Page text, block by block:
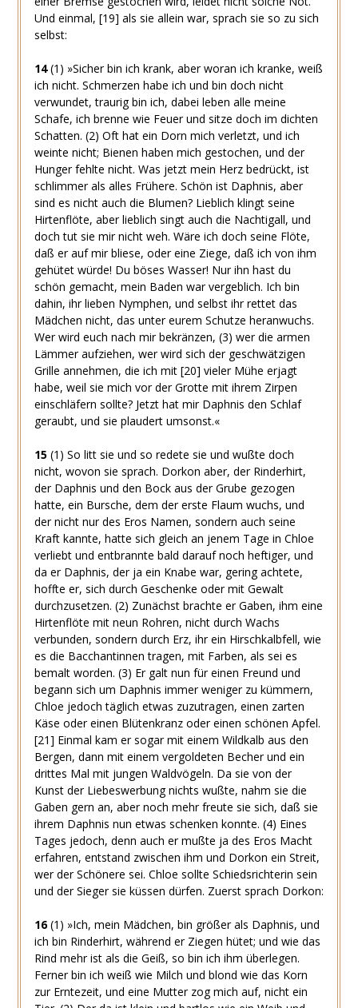
Und einmal, [19] als sie allein war, sprach sie so zu sich
selbst:
14 (1) »Sicher bin ich krank, aber woran ich kranke, weiß
ich nicht. Schmerzen habe ich und bin doch nicht
verwundet, traurig bin ich, dabei leben alle meine
Schafe, ich brenne wie Feuer und sitze doch im dichten
Schatten. (2) Oft hat ein Dorn mich verletzt, und ich
weinte nicht; Bienen haben mich gestochen, und der
Hunger fehlte nicht. Was jetzt mein Herz bedrückt, ist
schlimmer als alles Frühere. Schön ist Daphnis, aber
sind es nicht auch die Blumen? Lieblich klingt seine
Hirtenflöte, aber lieblich singt auch die Nachtigall, und
doch tut sie mir nicht weh. Wäre ich doch seine Flöte,
daß er auf mir bliese, oder eine Ziege, daß ich von ihm
gehütet würde! Du böses Wasser! Nur ihn hast du
schön gemacht, mein Baden war vergeblich. Ich bin
dahin, ihr lieben Nymphen, und selbst ihr rettet das
Mädchen nicht, das unter eurem Schutze heranwuchs.
Wer wird euch nach mir bekränzen, (3) wer die armen
Lämmer aufziehen, wer wird sich der geschwätzigen
Grille annehmen, die ich mit [20] vieler Mühe erjagt
habe, weil sie mich vor der Grotte mit ihrem Zirpen
einschläfern sollte? Jetzt hat mir Daphnis den Schlaf
geraubt, und sie plaudert umsonst.«
15 (1) So litt sie und so redete sie und wußte doch
nicht, wovon sie sprach. Dorkon aber, der Rinderhirt,
der Daphnis und den Bock aus der Grube gezogen
hatte, ein Bursche, dem der erste Flaum wuchs, und
der nicht nur des Eros Namen, sondern auch seine
Kraft kannte, hatte sich gleich an jenem Tage in Chloe
verliebt und entbrannte bald darauf noch heftiger, und
da er Daphnis, der ja ein Knabe war, gering achtete,
hoffte er, sich durch Geschenke oder mit Gewalt
durchzusetzen. (2) Zunächst brachte er Gaben, ihm eine
Hirtenflöte mit neun Rohren, nicht durch Wachs
verbunden, sondern durch Erz, ihr ein Hirschkalbfell, wie
es die Bacchantinnen tragen, mit Farben, als sei es
bemalt worden. (3) Er galt nun für einen Freund und
begann sich um Daphnis immer weniger zu kümmern,
Chloe jedoch täglich etwas zuzutragen, einen zarten
Käse oder einen Blütenkranz oder einen schönen Apfel.
[21] Einmal kam er sogar mit einem Wildkalb aus den
Bergen, dann mit einem vergoldeten Becher und ein
drittes Mal mit jungen Waldvögeln. Da sie von der
Kunst der Liebeswerbung nichts wußte, nahm sie die
Gaben gern an, aber noch mehr freute sie sich, daß sie
ihrem Daphnis nun etwas schenken konnte. (4) Eines
Tages jedoch, denn auch er mußte ja des Eros Macht
erfahren, entstand zwischen ihm und Dorkon ein Streit,
wer der Schönere sei. Chloe sollte Schiedsrichterin sein
und der Sieger sie küssen dürfen. Zuerst sprach Dorkon:
16 (1) »Ich, mein Mädchen, bin größer als Daphnis, und
ich bin Rinderhirt, während er Ziegen hütet; und wie das
Rind mehr ist als die Geiß, so bin ich ihm überlegen.
Ferner bin ich weiß wie Milch und blond wie das Korn
zur Erntezeit, und eine Mutter zog mich auf, nicht ein